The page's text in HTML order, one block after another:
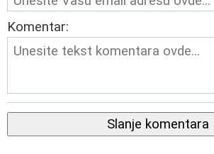
Komentar:
Slanje komentara